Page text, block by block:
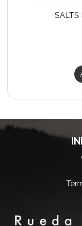
SALTS